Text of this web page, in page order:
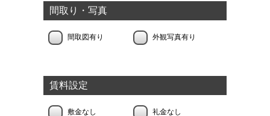
間取り・写真
間取図有り 外観写真有り
賃料設定
敷金なし 礼金なし